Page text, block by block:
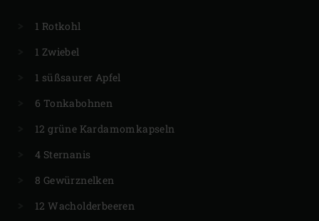
1 Rotkohl
1 Zwiebel
1 süßsaurer Apfel
6 Tonkabohnen
12 grüne Kardamomkapseln
4 Sternanis
8 Gewürznelken
12 Wacholderbeeren